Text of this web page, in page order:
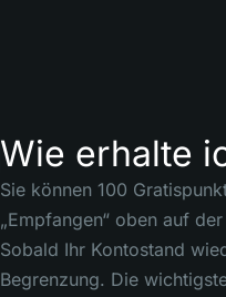
Wie erhalte
Sie können 100
„Empfangen“ oben auf der
Sobald Ihr Kontostand
Begrenzung. Die